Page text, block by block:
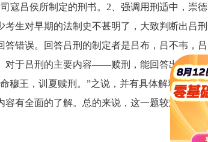
吕侯所制定的刑书。2、强调用刑适中，崇德
生对早期的法制史不甚明了，大致判断出吕刑
错误。回答吕刑的制定者是吕布，吕不韦，吕
对于吕刑的主要内容——赎刑，能回答出来的考
穆王，训夏赎刑。”之说，并有具体解释。这一
有全面的了解。总的来说，这一题较难，考生